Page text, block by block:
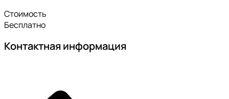
Стоимость
Бесплатно
Контактная информация